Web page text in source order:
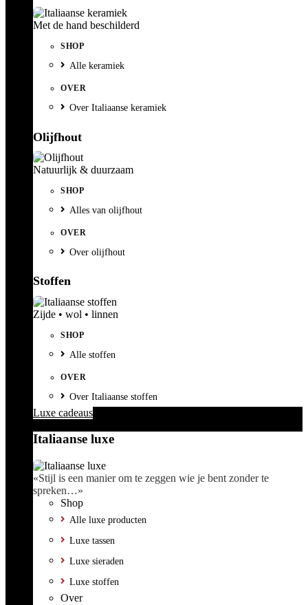
Met de hand beschilderd
SHOP
Alle keramiek
OVER
Over Italiaanse keramiek
Olijfhout
Natuurlijk & duurzaam
SHOP
Alles van olijfhout
OVER
Over olijfhout
Stoffen
Zijde • wol • linnen
SHOP
Alle stoffen
OVER
Over Italiaanse stoffen
Luxe cadeaus
Italiaanse luxe
«Stijl is een manier om te zeggen wie je bent zonder te
spreken…»
Shop
Alle luxe producten
Luxe tassen
Luxe sieraden
Luxe stoffen
Over